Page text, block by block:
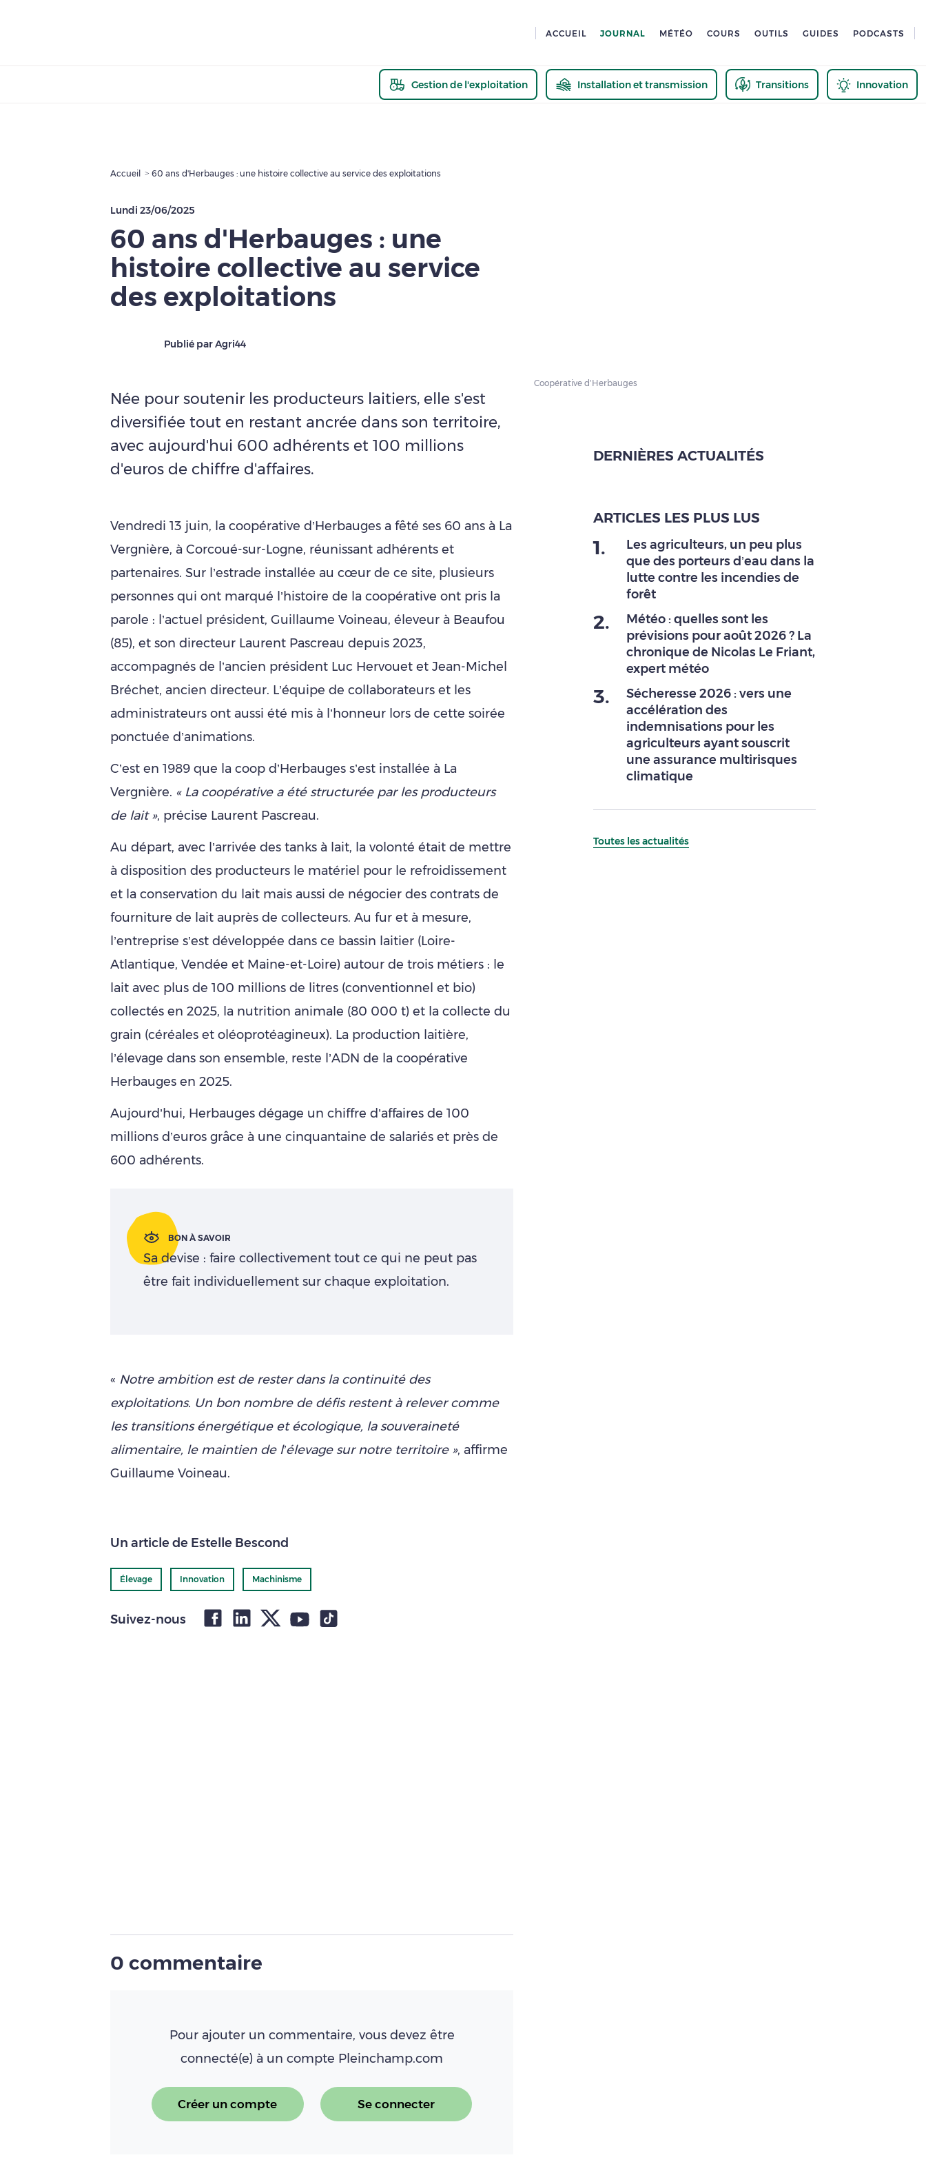
ACCUEIL JOURNAL MÉTÉO COURS OUTILS GUIDES PODCASTS
Gestion de l'exploitation Installation et transmission Transitions Innovation
Accueil 60 ans d'Herbauges : une histoire collective au service des exploitations
Lundi 23/06/2025
60 ans d'Herbauges : une
histoire collective au service
des exploitations
Publié par Agri44
Née pour soutenir les producteurs laitiers, elle s'est
diversifiée tout en restant ancrée dans son territoire,
avec aujourd'hui 600 adhérents et 100 millions
d'euros de chiffre d'affaires.
Vendredi 13 juin, la coopérative d’Herbauges a fêté ses 60 ans à La
Vergnière, à Corcoué-sur-Logne, réunissant adhérents et
partenaires. Sur l’estrade installée au cœur de ce site, plusieurs
personnes qui ont marqué l’histoire de la coopérative ont pris la
parole : l’actuel président, Guillaume Voineau, éleveur à Beaufou
(85), et son directeur Laurent Pascreau depuis 2023,
accompagnés de l’ancien président Luc Hervouet et Jean-Michel
Bréchet, ancien directeur. L’équipe de collaborateurs et les
administrateurs ont aussi été mis à l’honneur lors de cette soirée
ponctuée d’animations.
C’est en 1989 que la coop d’Herbauges s’est installée à La
Vergnière. « La coopérative a été structurée par les producteurs
de lait », précise Laurent Pascreau.
Au départ, avec l’arrivée des tanks à lait, la volonté était de mettre
à disposition des producteurs le matériel pour le refroidissement
et la conservation du lait mais aussi de négocier des contrats de
fourniture de lait auprès de collecteurs. Au fur et à mesure,
l’entreprise s’est développée dans ce bassin laitier (Loire-
Atlantique, Vendée et Maine-et-Loire) autour de trois métiers : le
lait avec plus de 100 millions de litres (conventionnel et bio)
collectés en 2025, la nutrition animale (80 000 t) et la collecte du
grain (céréales et oléoprotéagineux). La production laitière,
l’élevage dans son ensemble, reste l’ADN de la coopérative
Herbauges en 2025.
Aujourd’hui, Herbauges dégage un chiffre d’affaires de 100
millions d’euros grâce à une cinquantaine de salariés et près de
600 adhérents.
BON À SAVOIR
Sa devise : faire collectivement tout ce qui ne peut pas
être fait individuellement sur chaque exploitation.
« Notre ambition est de rester dans la continuité des
exploitations. Un bon nombre de défis restent à relever comme
les transitions énergétique et écologique, la souveraineté
alimentaire, le maintien de l’élevage sur notre territoire », affirme
Guillaume Voineau.
Un article de Estelle Bescond
Élevage Innovation Machinisme
Suivez-nous
0 commentaire
Pour ajouter un commentaire, vous devez être
connecté(e) à un compte Pleinchamp.com
Créer un compte Se connecter
Coopérative d’Herbauges
DERNIÈRES ACTUALITÉS
ARTICLES LES PLUS LUS
1.
Les agriculteurs, un peu plus
que des porteurs d’eau dans la
lutte contre les incendies de
forêt
2.
Météo : quelles sont les
prévisions pour août 2026 ? La
chronique de Nicolas Le Friant,
expert météo
3.
Sécheresse 2026 : vers une
accélération des
indemnisations pour les
agriculteurs ayant souscrit
une assurance multirisques
climatique
Toutes les actualités